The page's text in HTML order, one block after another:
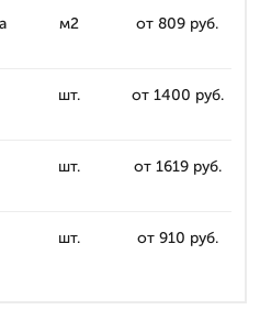
м2 от 809 руб.
шт. от 1400 руб.
шт. от 1619 руб.
шт. от 910 руб.